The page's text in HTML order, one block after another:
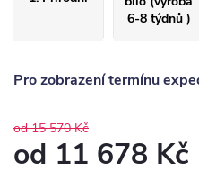
6-8 týdnů )
Pro zobrazení termínu
od 15 570 Kč
od 11 678 Kč